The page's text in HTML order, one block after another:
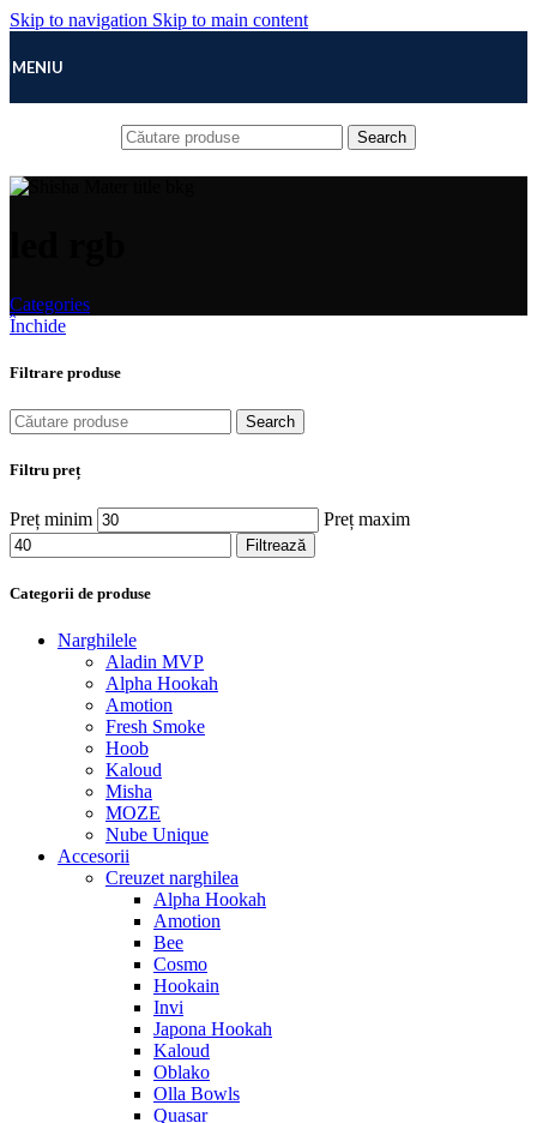
Skip to navigation Skip to main content
MENIU
Search
Categories
Închide
Filtrare produse
Search
Filtru preț
Preț minim Preț maxim
Filtrează
Categorii de produse
Narghilele
Aladin MVP
Alpha Hookah
Amotion
Fresh Smoke
Hoob
Kaloud
Misha
MOZE
Nube Unique
Accesorii
Creuzet narghilea
Alpha Hookah
Amotion
Bee
Cosmo
Hookain
Invi
Japona Hookah
Kaloud
Oblako
Olla Bowls
Quasar